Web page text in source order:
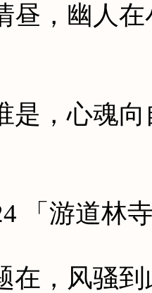
，幽人在
，心魂向
游道林寺
，风骚到